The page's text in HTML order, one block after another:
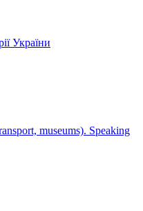
України
museums). Speaking